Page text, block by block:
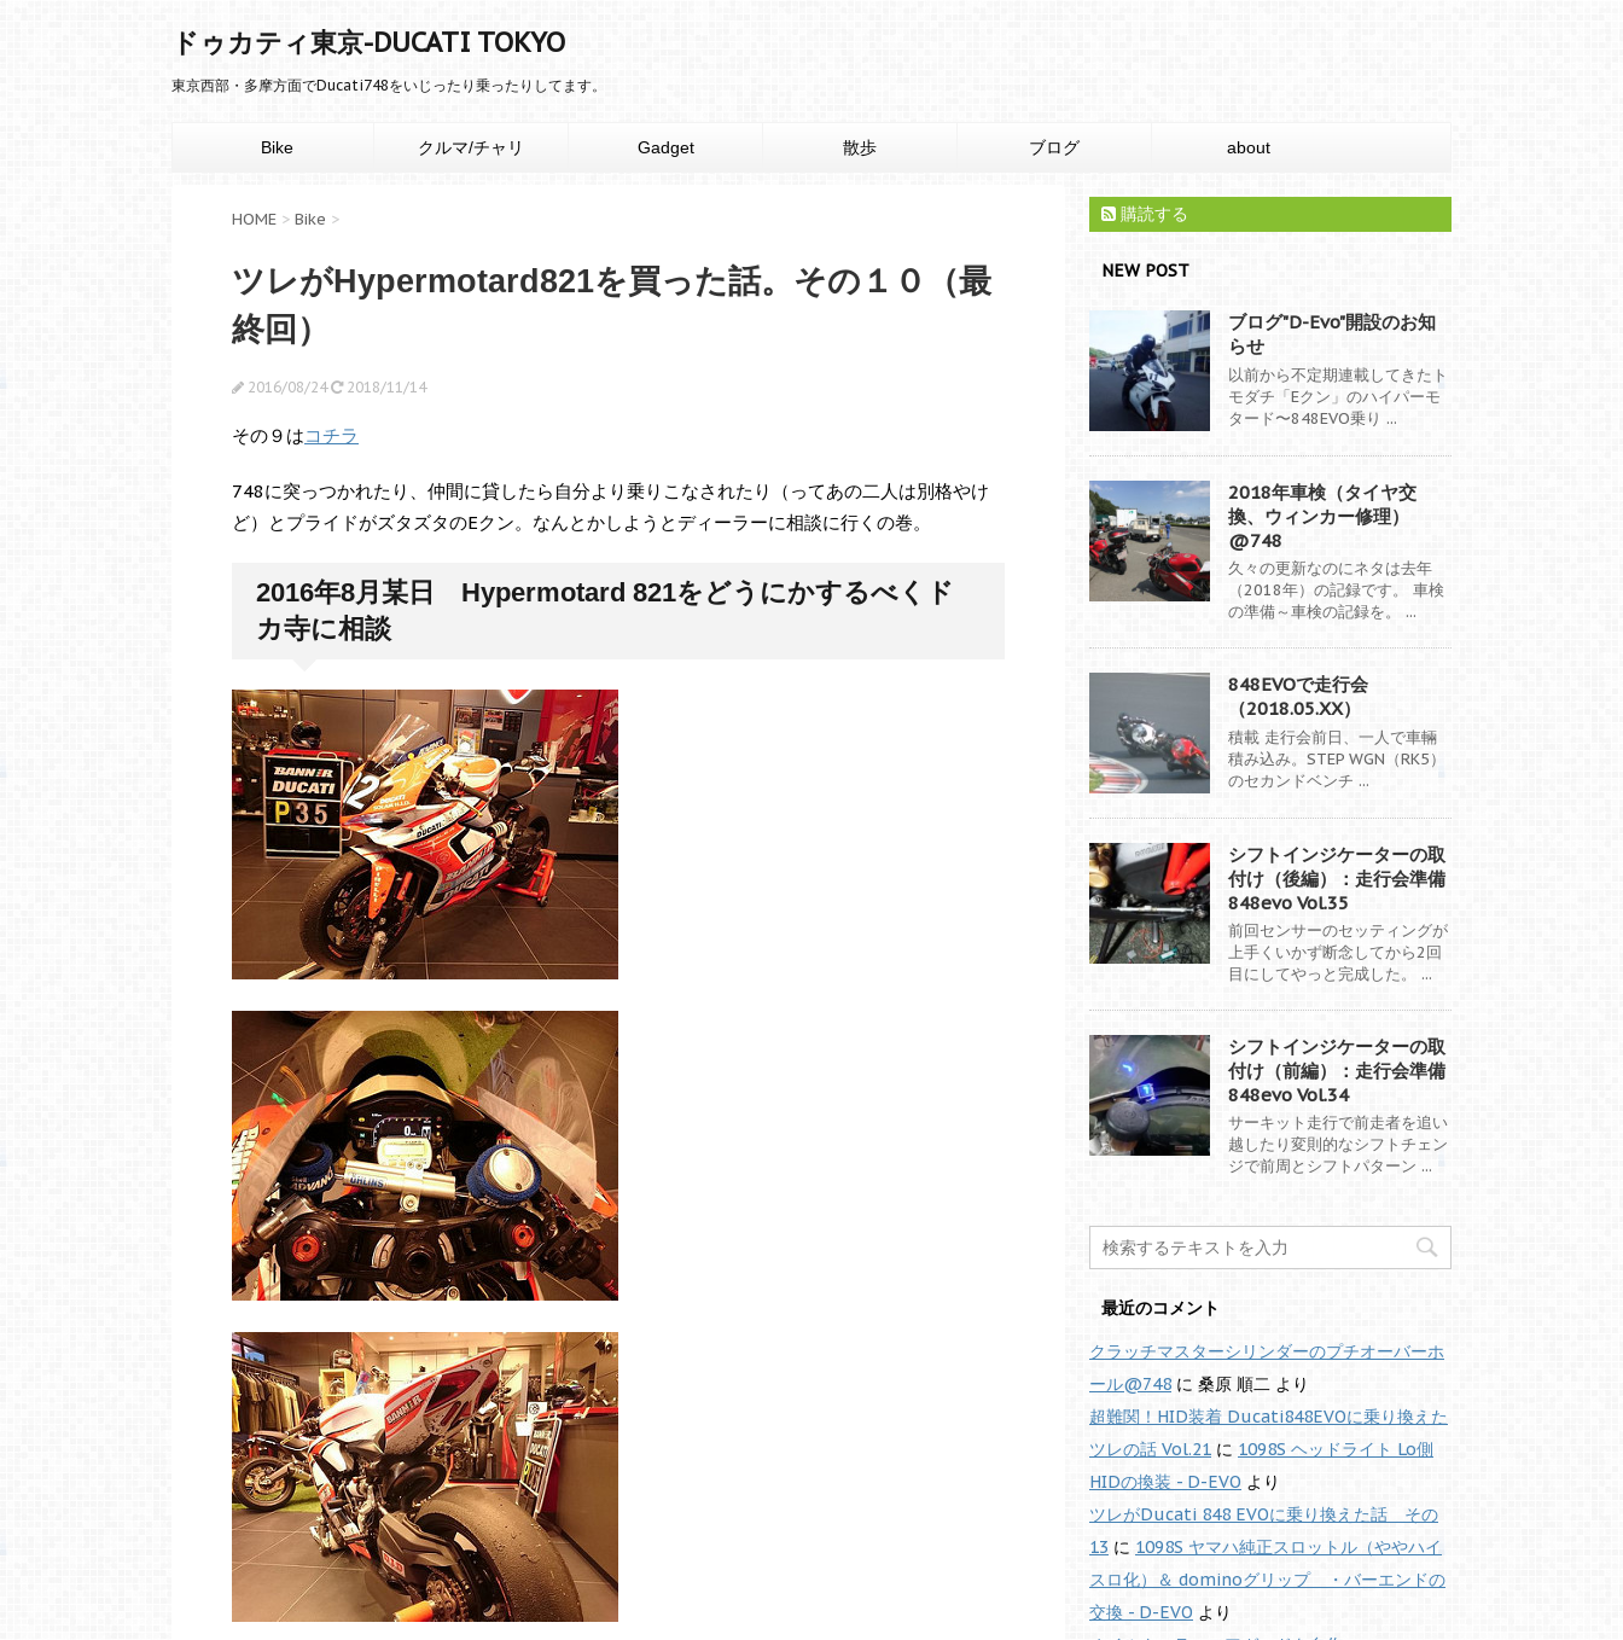
ドゥカティ東京-DUCATI TOKYO
東京西部・多摩方面でDucati748をいじったり乗ったりしてます。
Bike クルマ/チャリ Gadget 散歩 ブログ about
HOME > Bike >
ツレがHypermotard821を買った話。その１０（最
終回）
2016/08/24 2018/11/14
その９はコチラ
748に突っつかれたり、仲間に貸したら自分より乗りこなされたり（ってあの二人は別格やけ
ど）とプライドがズタズタのEクン。なんとかしようとディーラーに相談に行くの巻。
2016年8月某日 Hypermotard 821をどうにかするべくド
カ寺に相談
購読する
NEW POST
ブログ"D-Evo"開設のお知
らせ
以前から不定期連載してきたト
モダチ「Eクン」のハイパーモ
タード〜848EVO乗り ...
2018年車検（タイヤ交
換、ウィンカー修理）
@748
久々の更新なのにネタは去年
（2018年）の記録です。 車検
の準備～車検の記録を。 ...
848EVOで走行会
（2018.05.XX）
積載 走行会前日、一人で車輛
積み込み。STEP WGN（RK5）
のセカンドベンチ ...
シフトインジケーターの取
付け（後編）：走行会準備
848evo Vol.35
前回センサーのセッティングが
上手くいかず断念してから2回
目にしてやっと完成した。 ...
シフトインジケーターの取
付け（前編）：走行会準備
848evo Vol.34
サーキット走行で前走者を追い
越したり変則的なシフトチェン
ジで前周とシフトパターン ...
最近のコメント
クラッチマスターシリンダーのプチオーバーホ
ール@748 に 桑原 順二 より
超難関！HID装着 Ducati848EVOに乗り換えた
ツレの話 Vol.21 に 1098S ヘッドライト Lo側
HIDの換装 - D-EVO より
ツレがDucati 848 EVOに乗り換えた話 その
13 に 1098S ヤマハ純正スロットル（ややハイ
スロ化）＆ dominoグリップ ・バーエンドの
交換 - D-EVO より